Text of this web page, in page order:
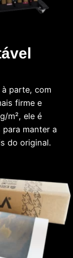
parte, com
firme e
m², ele é
manter a
do original.